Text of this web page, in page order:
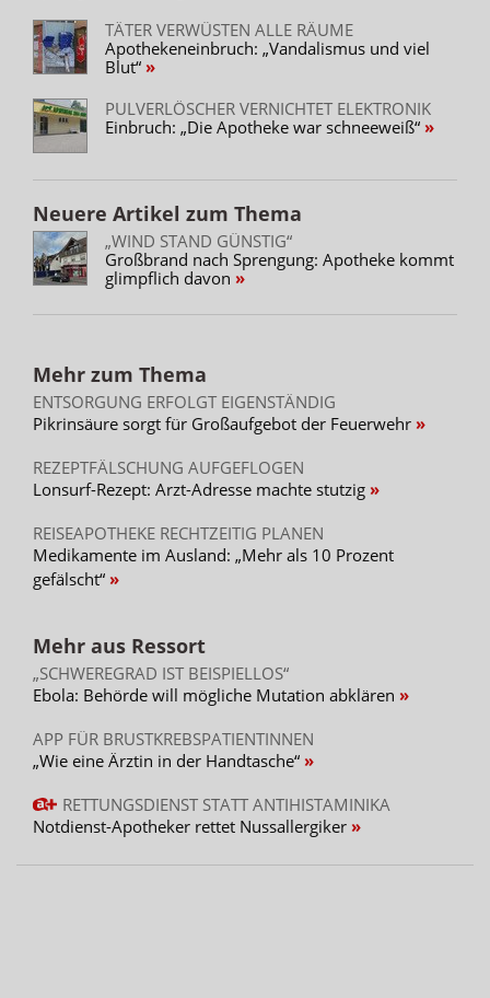
TÄTER VERWÜSTEN ALLE RÄUME
Apothekeneinbruch: „Vandalismus und viel
Blut“
PULVERLÖSCHER VERNICHTET ELEKTRONIK
Einbruch: „Die Apotheke war schneeweiß“
Neuere Artikel zum Thema
„WIND STAND GÜNSTIG“
Großbrand nach Sprengung: Apotheke kommt
glimpflich davon
Mehr zum Thema
ENTSORGUNG ERFOLGT EIGENSTÄNDIG
Pikrinsäure sorgt für Großaufgebot der Feuerwehr
REZEPTFÄLSCHUNG AUFGEFLOGEN
Lonsurf-Rezept: Arzt-Adresse machte stutzig
REISEAPOTHEKE RECHTZEITIG PLANEN
Medikamente im Ausland: „Mehr als 10 Prozent
gefälscht“
Mehr aus Ressort
„SCHWEREGRAD IST BEISPIELLOS“
Ebola: Behörde will mögliche Mutation abklären
APP FÜR BRUSTKREBSPATIENTINNEN
„Wie eine Ärztin in der Handtasche“
RETTUNGSDIENST STATT ANTIHISTAMINIKA
Notdienst-Apotheker rettet Nussallergiker